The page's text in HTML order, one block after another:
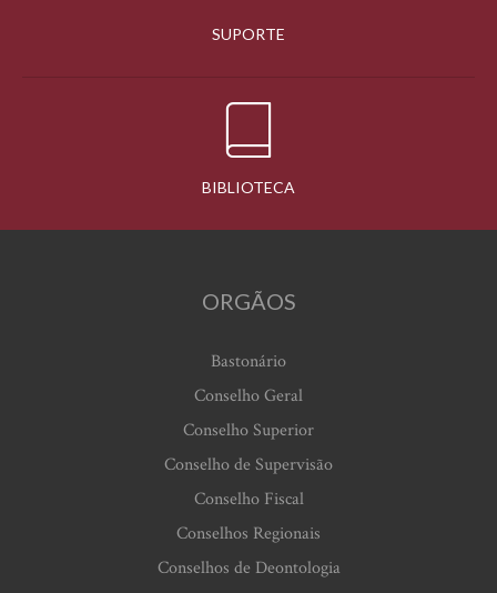
SUPORTE
BIBLIOTECA
ORGÃOS
Bastonário
Conselho Geral
Conselho Superior
Conselho de Supervisão
Conselho Fiscal
Conselhos Regionais
Conselhos de Deontologia